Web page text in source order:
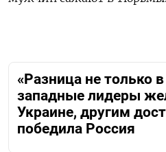
«Разница не только
западные лидеры
Украине, другим
победила Россия